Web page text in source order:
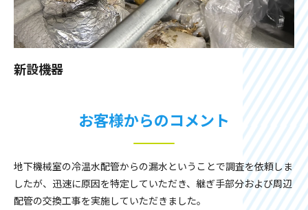
新設機器
お客様からのコメント
地下機械室の冷温水配管からの漏水ということで調査を依頼しま
したが、迅速に原因を特定していただき、継ぎ手部分および周辺
配管の交換工事を実施していただきました。